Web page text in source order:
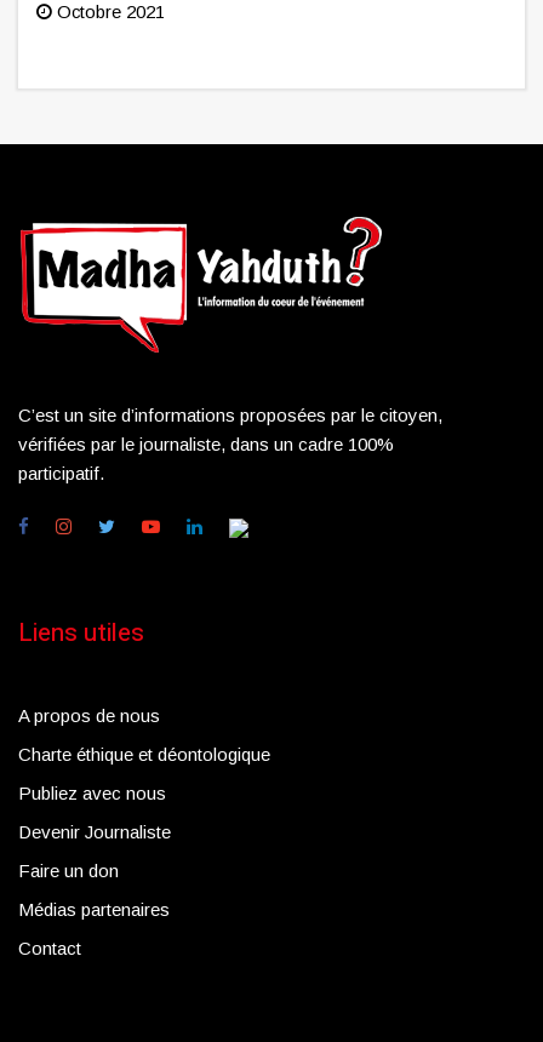
Octobre 2021
C’est un site d’informations proposées par le citoyen,
vérifiées par le journaliste, dans un cadre 100%
participatif.
Liens utiles
A propos de nous
Charte éthique et déontologique
Publiez avec nous
Devenir Journaliste
Faire un don
Médias partenaires
Contact